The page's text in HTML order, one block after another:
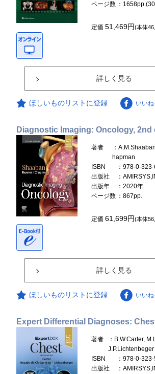
ページ数 ：
定価51,469円(本体
詳しく見る
ほしいものリストに登録 いいね
Diagnostic Imaging: Oncology, 2nd
著者
：
hapman
ISBN
：978-0-
出版社
：
出版年
：2020年
ページ数 ：867pp.
定価61,699円(本体
詳しく見る
ほしいものリストに登録 いいね
Expert Differential Diagnoses:
著者
：B.W.Carter,
J.P.Lichtenbeger
ISBN
：978-0-
出版社
：